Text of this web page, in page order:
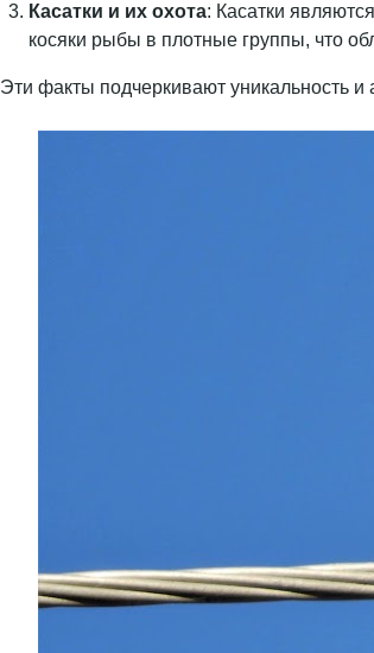
Касатки и их охота: Касатки
косяки рыбы в плотные группы, что
Эти факты подчеркивают уникальность и